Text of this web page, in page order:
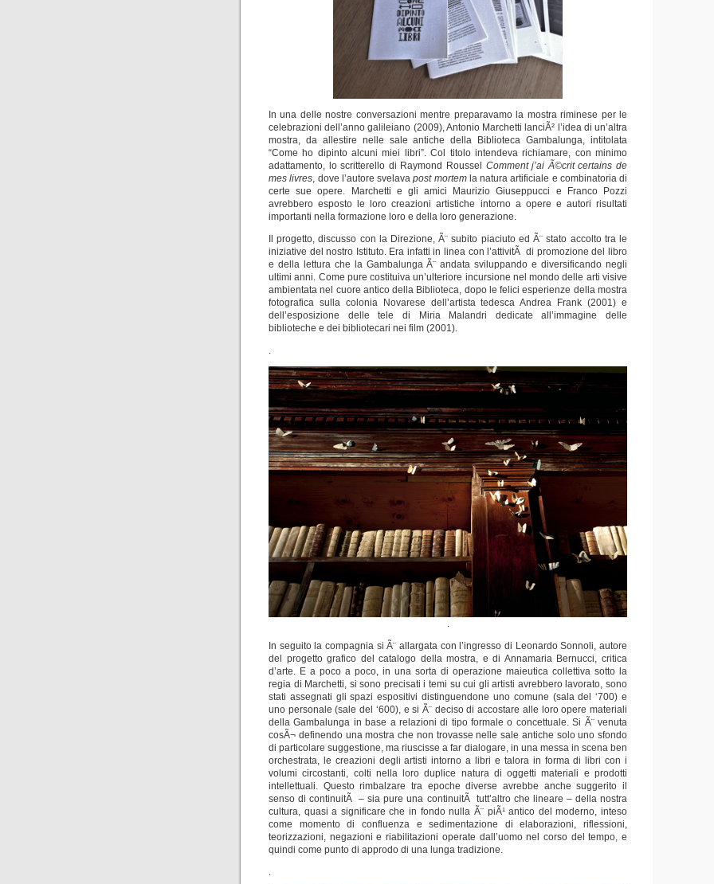
In una delle nostre conversazioni mentre preparavamo la mostra riminese per le
celebrazioni dell’anno galileiano (2009), Antonio Marchetti lanciÃ² l’idea di un’altra
mostra, da allestire nelle sale antiche della Biblioteca Gambalunga, intitolata
“Come ho dipinto alcuni miei libri”. Col titolo intendeva richiamare, con minimo
adattamento, lo scritterello di Raymond Roussel Comment j’ai Ã©crit certains de
mes livres, dove l’autore svelavapost mortemla natura artificiale e combinatoria di
certe sue opere. Marchetti e gli amici Maurizio Giuseppucci e Franco Pozzi
avrebbero esposto le loro creazioni artistiche intorno a opere e autori risultati
importanti nella formazione loro e della loro generazione.
Il progetto, discusso con la Direzione, Ã¨ subito piaciuto ed Ã¨ stato accolto tra le
iniziative del nostro Istituto. Era infatti in linea con l’attivitÃ di promozione del libro
e della lettura che la Gambalunga Ã¨ andata sviluppando e diversificando negli
ultimi anni. Come pure costituiva un’ulteriore incursione nel mondo delle arti visive
ambientata nel cuore antico della Biblioteca, dopo le felici esperienze della mostra
fotografica sulla colonia Novarese dell’artista tedesca Andrea Frank (2001) e
dell’esposizione delle tele di Miria Malandri dedicate all’immagine delle
biblioteche e dei bibliotecari nei film (2001).
.
.
In seguito la compagnia si Ã¨ allargata con l’ingresso di Leonardo Sonnoli, autore
del progetto grafico del catalogo della mostra, e di Annamaria Bernucci, critica
d’arte. E a poco a poco, in una sorta di operazione maieutica collettiva sotto la
regia di Marchetti, si sono precisati i temi su cui gli artisti avrebbero lavorato, sono
stati assegnati gli spazi espositivi distinguendone uno comune (sala del ‘700) e
uno personale (sale del ‘600), e si Ã¨ deciso di accostare alle loro opere materiali
della Gambalunga in base a relazioni di tipo formale o concettuale. Si Ã¨ venuta
cosÃ¬ definendo una mostra che non trovasse nelle sale antiche solo uno sfondo
di particolare suggestione, ma riuscisse a far dialogare, in una messa in scena ben
orchestrata, le creazioni degli artisti intorno a libri e talora in forma di libri con i
volumi circostanti, colti nella loro duplice natura di oggetti materiali e prodotti
intellettuali. Questo rimbalzare tra epoche diverse avrebbe anche suggerito il
senso di continuitÃ – sia pure una continuitÃ tutt’altro che lineare – della nostra
cultura, quasi a significare che in fondo nulla Ã¨ piÃ¹ antico del moderno, inteso
come momento di confluenza e sedimentazione di elaborazioni, riflessioni,
teorizzazioni, negazioni e riabilitazioni operate dall’uomo nel corso del tempo, e
quindi come punto di approdo di una lunga tradizione.
.